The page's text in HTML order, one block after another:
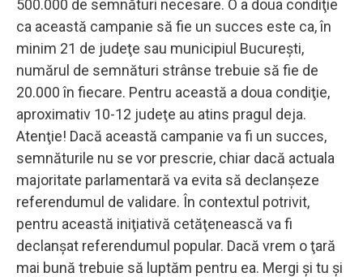
500.000 de semnături necesare. O a doua condiţie
ca această campanie să fie un succes este ca, în
minim 21 de judeţe sau municipiul Bucureşti,
numărul de semnături strânse trebuie să fie de
20.000 în fiecare. Pentru această a doua condiţie,
aproximativ 10-12 judeţe au atins pragul deja.
Atenţie! Dacă această campanie va fi un succes,
semnăturile nu se vor prescrie, chiar dacă actuala
majoritate parlamentară va evita să declanşeze
referendumul de validare. În contextul potrivit,
pentru această iniţiativă cetăţenească va fi
declanşat referendumul popular. Dacă vrem o ţară
mai bună trebuie să luptăm pentru ea. Mergi şi tu şi